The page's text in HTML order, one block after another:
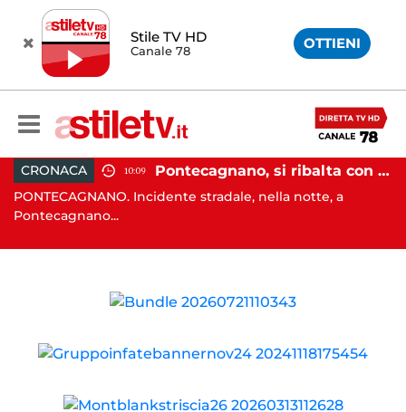
Stile TV HD
Canale 78 OTTIENI
CRONACA 10:09 Pontecagnano, si ribalta con l'auto alla rotatoria: giovane ferito
PONTECAGNANO. Incidente stradale, nella notte, a
Pontecagnano...